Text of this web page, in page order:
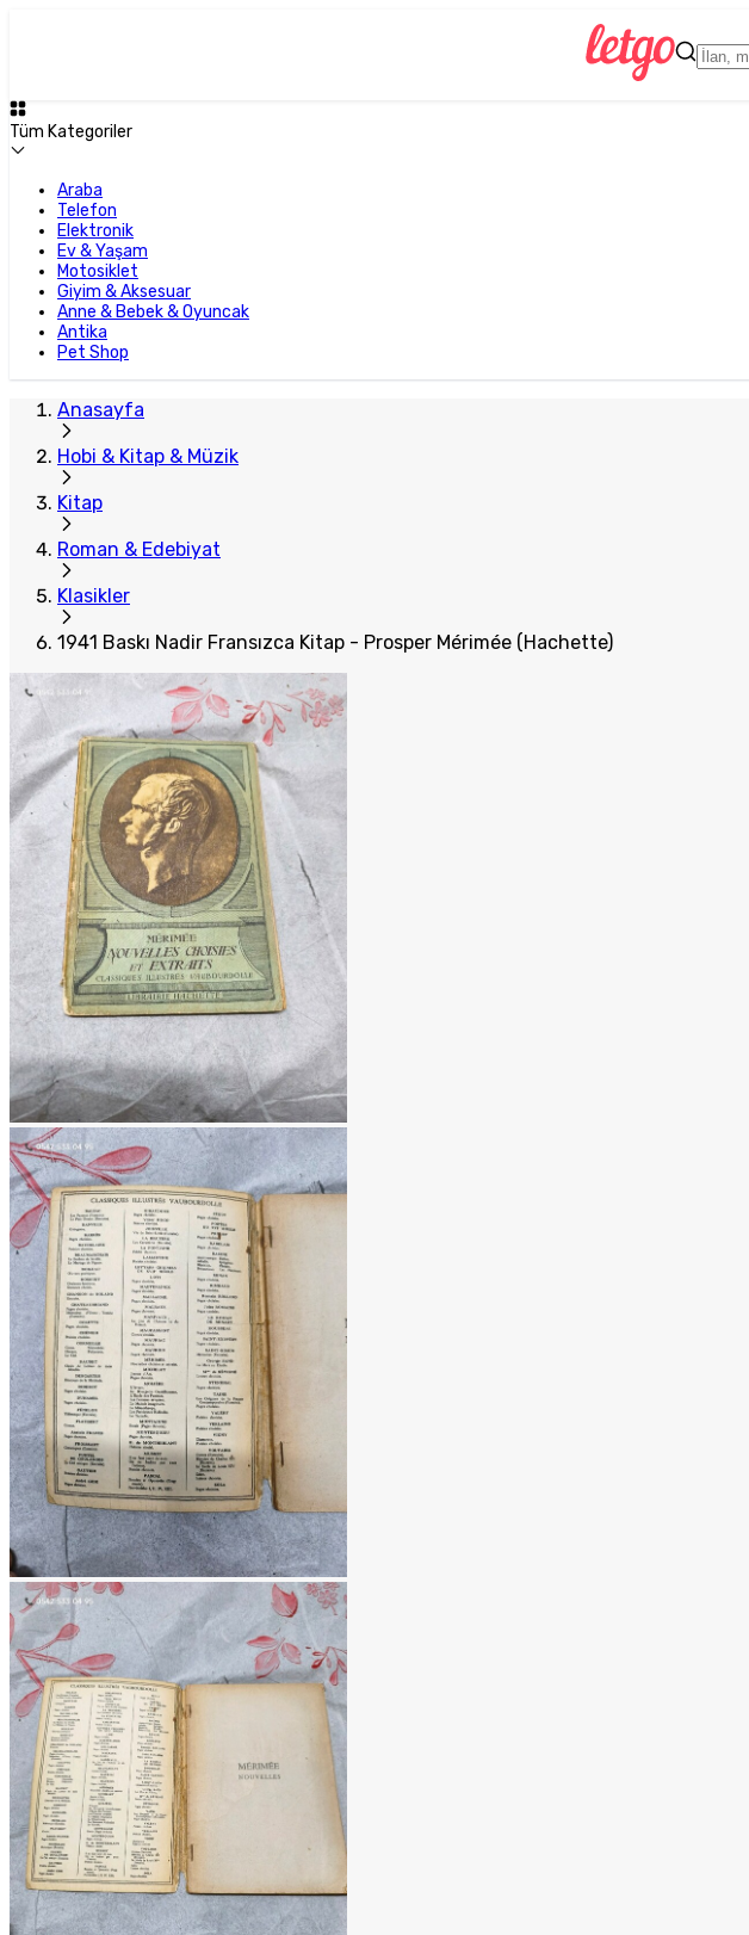
Tüm Kategoriler
Araba
Telefon
Elektronik
Ev & Yaşam
Motosiklet
Giyim & Aksesuar
Anne & Bebek & Oyuncak
Antika
Pet Shop
Anasayfa
Hobi & Kitap & Müzik
Kitap
Roman & Edebiyat
Klasikler
1941 Baskı Nadir Fransızca Kitap - Prosper Mérimée (Hachette)